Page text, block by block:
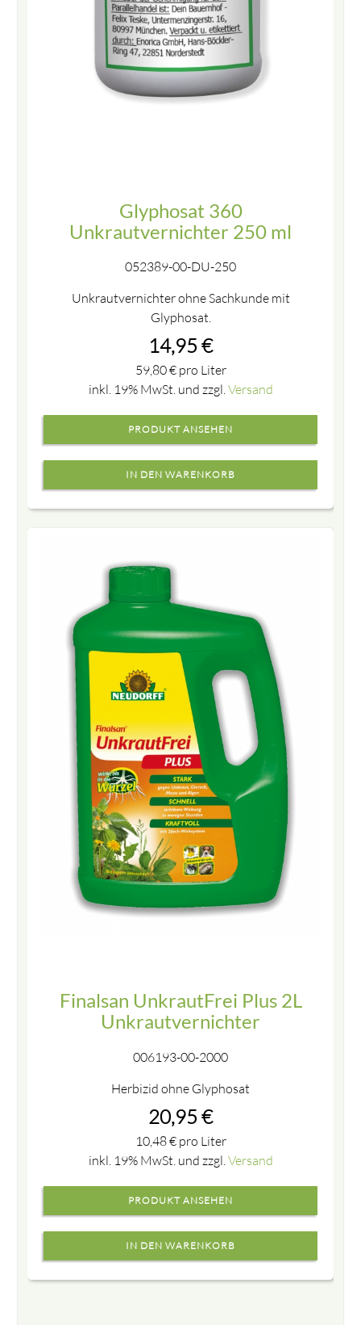
Glyphosat 360
Unkrautvernichter 250 ml
052389-00-DU-250
Unkrautvernichter ohne Sachkunde mit
Glyphosat.
14,95 €
59,80€pro Liter
inkl. 19% MwSt. und zzgl.Versand
PRODUKT ANSEHEN
Finalsan UnkrautFrei Plus 2L
Unkrautvernichter
006193-00-2000
Herbizid ohne Glyphosat
20,95 €
10,48€pro Liter
inkl. 19% MwSt. und zzgl. Versand
PRODUKT ANSEHEN